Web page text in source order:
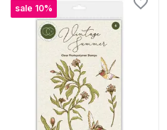
sale 10%